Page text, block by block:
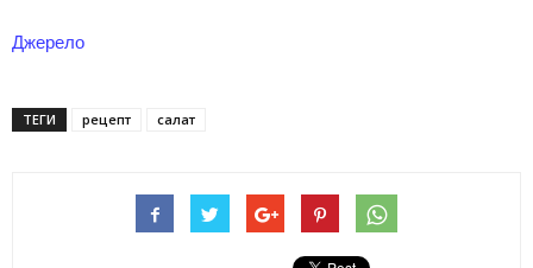
Джерело
ТЕГИ рецепт салат